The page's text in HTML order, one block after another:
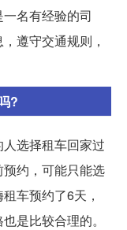
名有经验的司
遵守交通规则，
?
选择租车回家过
约，可能只能选
车预约了6天，
是比较合理的。